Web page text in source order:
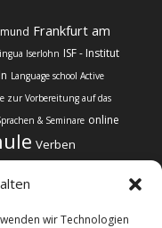
wir Technologien
Frankfurt am
Iserlohn ISF - Institut
Language school Active
zur Vorbereitung auf das
& Seminare online
Verben